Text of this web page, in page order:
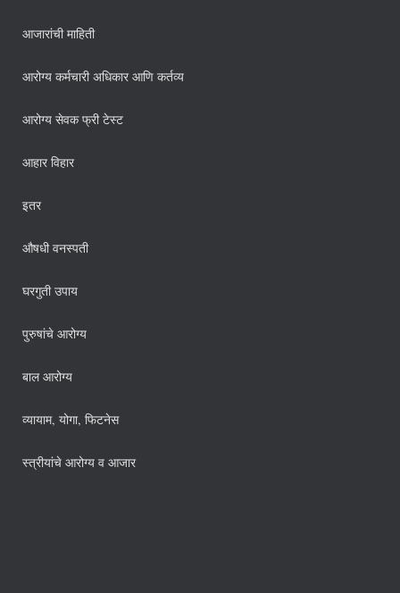
आजारांची माहिती
आरोग्य कर्मचारी अधिकार आणि कर्तव्य
आरोग्य सेवक फ्री टेस्ट
आहार विहार
इतर
औषधी वनस्पती
घरगुती उपाय
पुरुषांचे आरोग्य
बाल आरोग्य
व्यायाम, योगा, फिटनेस
स्त्रीयांचे आरोग्य व आजार